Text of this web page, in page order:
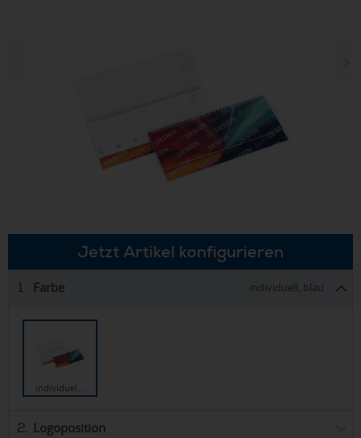
Jetzt Artikel konfigurieren
1. Farbe individuell, blau
individuel…
2. Logoposition